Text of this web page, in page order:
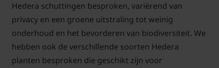
Hedera schuttingen besproken, variërend van
privacy en een groene uitstraling tot weinig
onderhoud en het bevorderen van biodiversiteit. We
hebben ook de verschillende soorten Hedera
planten besproken die geschikt zijn voor